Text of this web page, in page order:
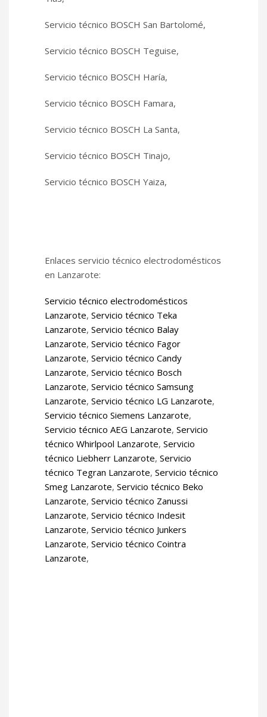
Servicio técnico BOSCH San Bartolomé,
Servicio técnico BOSCH Teguise,
Servicio técnico BOSCH Haría,
Servicio técnico BOSCH Famara,
Servicio técnico BOSCH La Santa,
Servicio técnico BOSCH Tinajo,
Servicio técnico BOSCH Yaiza,
Enlaces servicio técnico electrodomésticos
en Lanzarote:
Servicio técnico electrodomésticos
Lanzarote, Servicio técnico Teka
Lanzarote, Servicio técnico Balay
Lanzarote, Servicio técnico Fagor
Lanzarote, Servicio técnico Candy
Lanzarote, Servicio técnico Bosch
Lanzarote, Servicio técnico Samsung
Lanzarote, Servicio técnico LG Lanzarote,
Servicio técnico Siemens Lanzarote,
Servicio técnico AEG Lanzarote, Servicio
técnico Whirlpool Lanzarote, Servicio
técnico Liebherr Lanzarote, Servicio
técnico Tegran Lanzarote, Servicio técnico
Smeg Lanzarote, Servicio técnico Beko
Lanzarote, Servicio técnico Zanussi
Lanzarote, Servicio técnico Indesit
Lanzarote, Servicio técnico Junkers
Lanzarote, Servicio técnico Cointra
Lanzarote,